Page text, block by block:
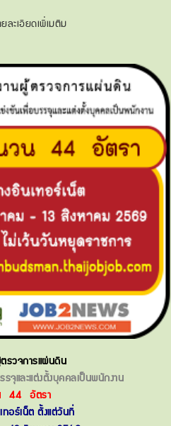
ละเอียดเพิ่เมติม
รวจการแผ่นดิน
จุและแต่งตั้งบุคคลเป็นพนักงาน
44 อัตรา
อร์เน็ต ตั้งแต่วันที่